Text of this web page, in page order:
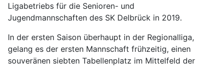
Ligabetriebs für die Senioren- und
Jugendmannschaften des SK Delbrück in 2019.
In der ersten Saison überhaupt in der Regionalliga,
gelang es der ersten Mannschaft frühzeitig, einen
souveränen siebten Tabellenplatz im Mittelfeld der